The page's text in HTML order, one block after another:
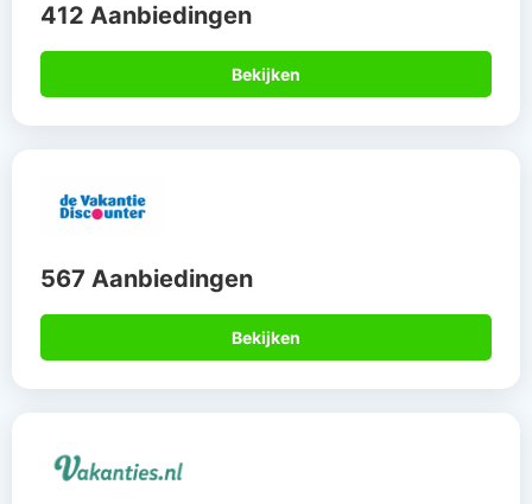
412 Aanbiedingen
Bekijken
567 Aanbiedingen
Bekijken